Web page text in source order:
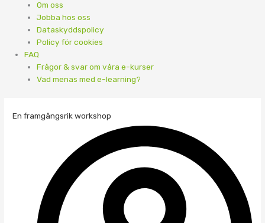
Om oss
Jobba hos oss
Dataskyddspolicy
Policy för cookies
FAQ
Frågor & svar om våra e-kurser
Vad menas med e-learning?
En framgångsrik workshop